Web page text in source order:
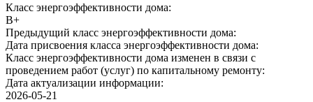
Класс энергоэффективности дома:
B+
Предыдущий класс энергоэффективности дома:
Дата присвоения класса энергоэффективности дома:
Класс энергоэффективности дома изменен в связи с
проведением работ (услуг) по капитальному ремонту:
Дата актуализации информации:
2026-05-21